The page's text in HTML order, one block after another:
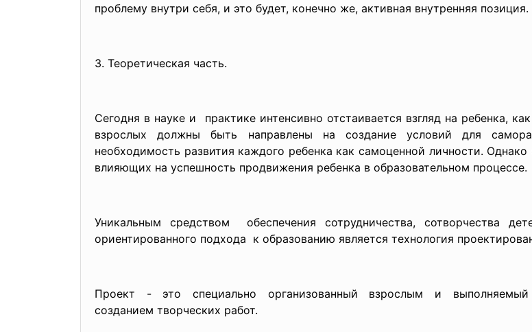
проблему внутри себя, и это будет, конечно же, активная внутренняя позиция.
3. Теоретическая часть.
Сегодня в науке и практике интенсивно отстаивается взгляд на ребенка,
взрослых должны быть направлены на создание условий для
необходимость развития каждого ребенка как самоценной личности.
влияющих на успешность продвижения ребенка в образовательном процессе.
Уникальным средством обеспечения сотрудничества, сотворчества
ориентированного подхода к образованию является технология
Проект - это специально организованный взрослым и
созданием творческих работ.